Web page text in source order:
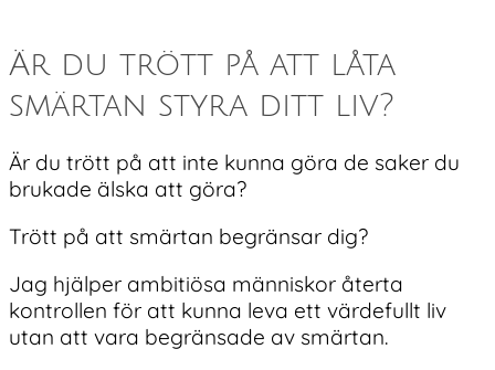
Är du trött på att låta
smärtan styra ditt liv?
Är du trött på att inte kunna göra de saker du
brukade älska att göra?
Trött på att smärtan begränsar dig?
Jag hjälper ambitiösa människor återta
kontrollen för att kunna leva ett värdefullt liv
utan att vara begränsade av smärtan.